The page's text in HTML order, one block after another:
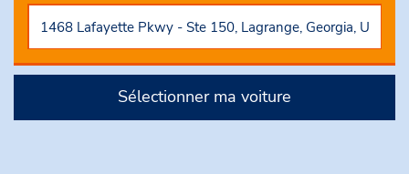
Sélectionner ma voiture